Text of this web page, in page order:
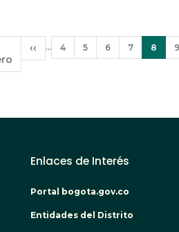
Paginación
Página
anterior
‹‹ … Página
4 Página
5 Página
6 Página
7 8 9
Enlaces de Interés
Portal bogota.gov.co
Entidades del Distrito